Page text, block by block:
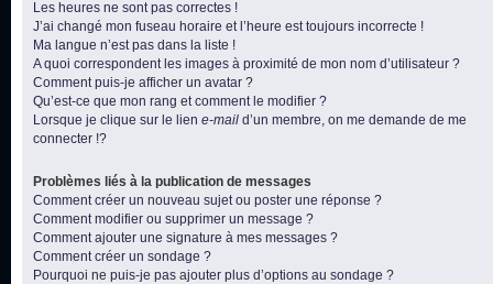
Les heures ne sont pas correctes !
J’ai changé mon fuseau horaire et l’heure est toujours incorrecte !
Ma langue n’est pas dans la liste !
A quoi correspondent les images à proximité de mon nom d’utilisateur ?
Comment puis-je afficher un avatar ?
Qu’est-ce que mon rang et comment le modifier ?
Lorsque je clique sur le lien e-mail d’un membre, on me demande de me
connecter !?
Problèmes liés à la publication de messages
Comment créer un nouveau sujet ou poster une réponse ?
Comment modifier ou supprimer un message ?
Comment ajouter une signature à mes messages ?
Comment créer un sondage ?
Pourquoi ne puis-je pas ajouter plus d’options au sondage ?